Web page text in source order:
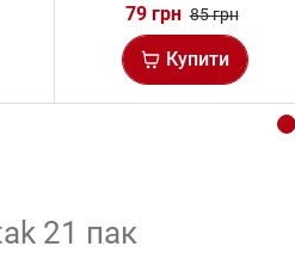
79 грн 85 грн
Купити
21 пак